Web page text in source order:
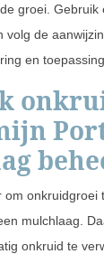
groei. Gebruik
volg de
en toepassing.
om onkruidgroei
mulchlaag.
onkruid te